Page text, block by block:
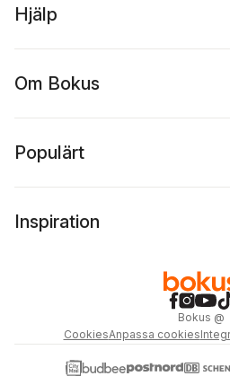
Hjälp
Om Bokus
Populärt
Inspiration
Bokus @
CookiesAnpassa cookies